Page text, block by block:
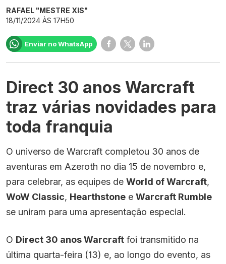
RAFAEL "MESTRE XIS"
18/11/2024 ÀS 17H50
Enviar no WhatsApp
Direct 30 anos Warcraft
traz várias novidades para
toda franquia
O universo de Warcraft completou 30 anos de
aventuras em Azeroth no dia 15 de novembro e,
para celebrar, as equipes de World of Warcraft,
WoW Classic, Hearthstone e Warcraft Rumble
se uniram para uma apresentação especial.
O Direct 30 anos Warcraft foi transmitido na
última quarta-feira (13) e, ao longo do evento, as